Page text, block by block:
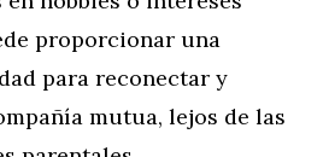
proporcionar una
para reconectar y
mutua, lejos de las